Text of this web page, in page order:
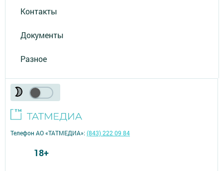
Контакты
Документы
Разное
Телефон АО «ТАТМЕДИА»:(843) 222 09 84
18+